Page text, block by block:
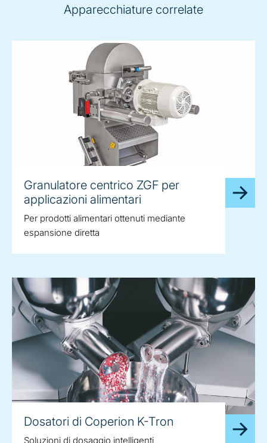
Apparecchiature correlate
Granulatore centrico ZGF per
applicazioni alimentari
Per prodotti alimentari ottenuti mediante
espansione diretta
Dosatori di Coperion K-Tron
Soluzioni di dosaggio intelligenti